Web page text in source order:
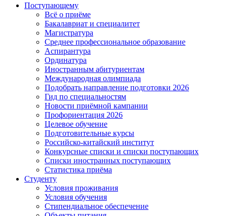
Поступающему
Всё о приёме
Бакалавриат и специалитет
Магистратура
Среднее профессиональное образование
Аспирантура
Ординатура
Иностранным абитуриентам
Международная олимпиада
Подобрать направление подготовки 2026
Гид по специальностям
Новости приёмной кампании
Профориентация 2026
Целевое обучение
Подготовительные курсы
Российско-китайский институт
Конкурсные списки и списки поступающих
Списки иностранных поступающих
Статистика приёма
Студенту
Условия проживания
Условия обучения
Стипендиальное обеспечение